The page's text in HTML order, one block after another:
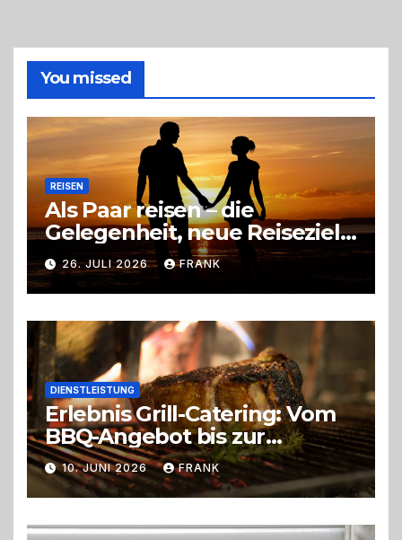
richtige
Entscheidung
You missed
REISEN
Als Paar reisen – die
Gelegenheit, neue Reiseziele
zu entdecken
26. JULI 2026 FRANK
DIENSTLEISTUNG
Erlebnis Grill-Catering: Vom
BBQ-Angebot bis zur
perfekten Eventorganisation
Trend zu Outdoor-Events,
Erlebnisgastronomie und
Live-Cooking
10. JUNI 2026 FRANK